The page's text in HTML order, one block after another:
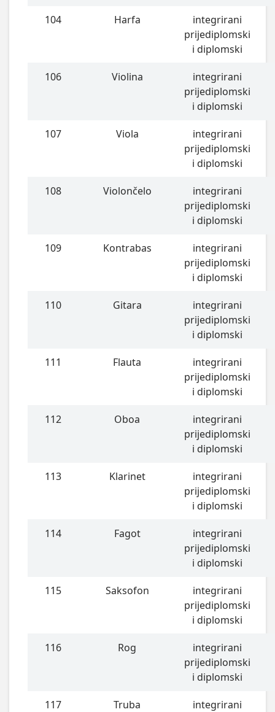
104 Harfa
integrirani
prijediplomski
i diplomski
106 Violina
integrirani
prijediplomski
i diplomski
107 Viola
integrirani
prijediplomski
i diplomski
108 Violončelo
integrirani
prijediplomski
i diplomski
109 Kontrabas
integrirani
prijediplomski
i diplomski
110 Gitara
integrirani
prijediplomski
i diplomski
111 Flauta
integrirani
prijediplomski
i diplomski
112 Oboa
integrirani
prijediplomski
i diplomski
113 Klarinet
integrirani
prijediplomski
i diplomski
114 Fagot
integrirani
prijediplomski
i diplomski
115 Saksofon
integrirani
prijediplomski
i diplomski
116 Rog
integrirani
prijediplomski
i diplomski
117 Truba integrirani